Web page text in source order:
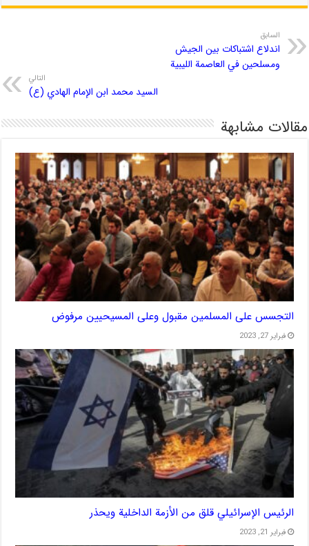
السابق
اندلاع اشتباكات بين الجيش
ومسلحين في العاصمة الليبية
التالي
السيد محمد ابن الإمام الهادي (ع)
مقالات مشابهة
التجسس على المسلمين مقبول وعلى المسيحيين مرفوض
فبراير 27, 2023
الرئيس الإسرائيلي قلق من الأزمة الداخلية ويحذر
فبراير 21, 2023